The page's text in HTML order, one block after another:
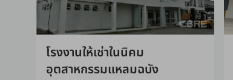
โรงงานให้เช่าในนิคม
อุตสาหกรรมแหลมฉบัง